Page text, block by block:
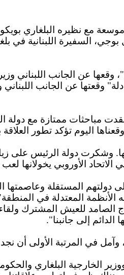
موسعة مع نظيره البلغاري
السفيرة اللبنانية في
وقعها عن الجانب اللبناني
وقعتها عن الجانب
مباحثات ممتازة مع
اليوم تؤكد تطور العلاقة
وشكرت دولة الرئيس على
في الاتحاد الأوروبي
إلى دولتهم المستقلة
الأنظمة المعتدلة في
الصامد للعيش المشترك
إلى جانبنا".
وآمل في المرتبة الأولى أن
البلغاري والحكومة